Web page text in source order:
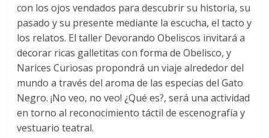
con los ojos vendados para descubrir su historia, su
pasado y su presente mediante la escucha, el tacto y
los relatos. El taller Devorando Obeliscos invitará a
decorar ricas galletitas con forma de Obelisco, y
Narices Curiosas propondrá un viaje alrededor del
mundo a través del aroma de las especias del Gato
Negro. ¡No veo, no veo! ¿Qué es?, será una actividad
en torno al reconocimiento táctil de escenografía y
vestuario teatral.